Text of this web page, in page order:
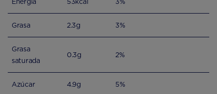
Grasa 2.3g 3%
Grasa
saturada
0.3g 2%
Azúcar 4.9g 5%